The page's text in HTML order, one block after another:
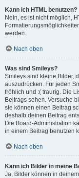
Kann ich HTML benutzen?
Nein, es ist nicht möglich,
werden.
Nach oben
Was sind Smileys?
Smileys sind kleine Bilder,
auszudrücken. Für jeden
fröhlich und :( traurig. Die
Beitrags sehen. Versuche
sie können einen Beitrag
deshalb deinen Beitrag
Die Board-Administration
in einem Beitrag benutzen
Nach oben
Kann ich Bilder in meine
Ja, Bilder können in